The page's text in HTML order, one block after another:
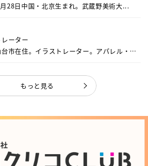
28日中国・北京生まれ。武蔵野美術大...
ーター
市在住。イラストレーター。アパレル・キ
もっと見る